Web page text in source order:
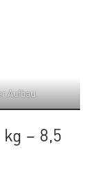
Aufbau
– 8,5